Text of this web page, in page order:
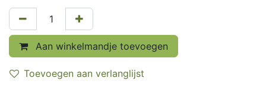
Aan winkelmandje toevoegen
Toevoegen aan verlanglijst